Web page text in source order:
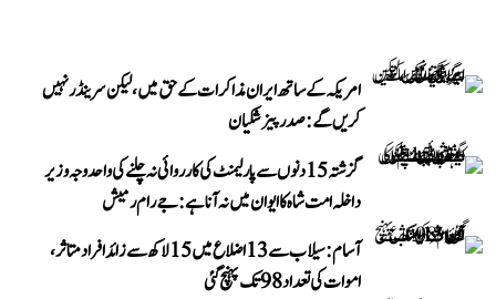
امریکہ کے ساتھ ایران مذاکرات کے حق میں، لیکن سرینڈر نہیں
کریں گے: صدر پیزشکیان
گزشتہ 15 دنوں سے پارلیمنٹ کی کارروائی نہ چلنے کی واحد وجہ وزیر
داخلہ امت شاہ کا ایوان میں نہ آنا ہے: جے رام رمیش
آسام: سیلاب سے 13 اضلاع میں 15 لاکھ سے زائد افراد متاثر،
اموات کی تعداد 98 تک پہنچ گئی